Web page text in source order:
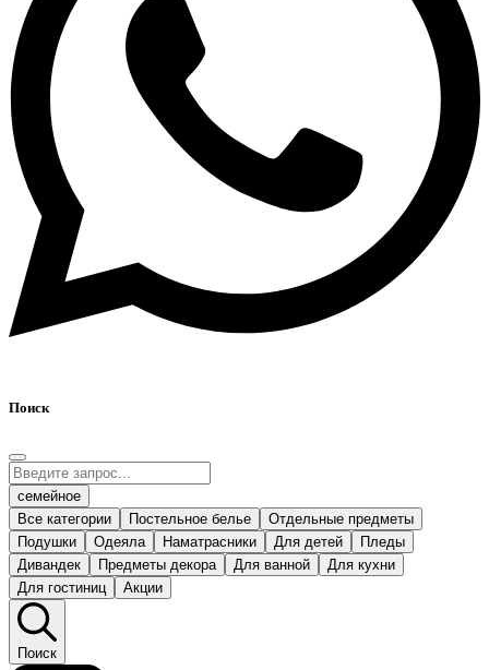
Поиск
семейное
Все категории
Постельное белье
Отдельные предметы
Подушки
Одеяла Наматрасники Для детей
Пледы
Дивандек
Предметы декора Для ванной
Для кухни
Для гостиниц
Акции
Поиск